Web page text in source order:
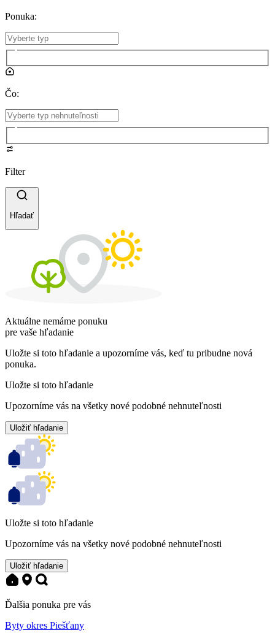
Ponuka:
Čo:
Filter
Hľadať
Aktuálne nemáme ponuku
pre vaše hľadanie
Uložte si toto hľadanie a upozorníme vás, keď tu pribudne nová
ponuka.
Uložte si toto hľadanie
Upozorníme vás na všetky nové podobné nehnuteľnosti
Uložiť hľadanie
Uložte si toto hľadanie
Upozorníme vás na všetky nové podobné nehnuteľnosti
Uložiť hľadanie
Ďalšia ponuka pre vás
Byty okres Piešťany